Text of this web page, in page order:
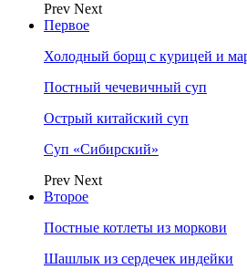
Prev Next
Первое
Холодный борщ с курицей и
Постный чечевичный суп
Острый китайский суп
Суп «Сибирский»
Prev Next
Второе
Постные котлеты из моркови
Шашлык из сердечек индейки